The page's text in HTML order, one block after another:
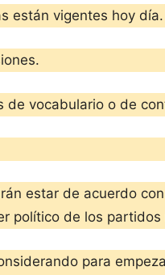
están vigentes hoy día.
vocabulario o de
estar de acuerdo
político de los
para